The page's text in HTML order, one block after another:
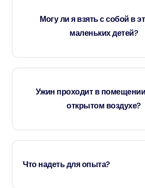
Могу ли я взять с собой в
маленьких детей?
Экскурсия подходит для детей в
индивидуальное бронирование.
Ужин проходит в
открытом воздухе?
Ужин из шести блюд подается в
Что надеть для опыта?